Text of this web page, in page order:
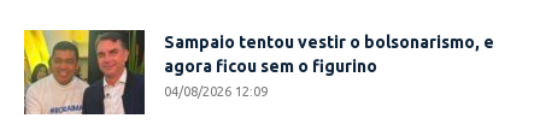
Sampaio tentou vestir o bolsonarismo, e
agora ficou sem o figurino
04/08/2026 12:09